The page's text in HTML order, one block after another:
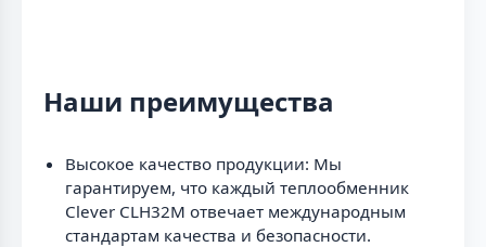
Наши преимущества
Высокое качество продукции: Мы
гарантируем, что каждый теплообменник
Clever CLH32M отвечает международным
стандартам качества и безопасности.